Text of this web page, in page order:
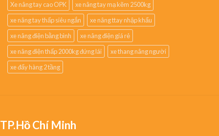
Xe nâng tay cao OPK
xe nâng tay mạ kẽm 2500kg
xe nâng tay thấp siêu ngắn
xe nâng ttay nhập khẩu
xe nâng điện bằng bình
xe nâng điện giá rẻ
xe nâng điện thấp 2000kg đứng lái
xe thang nâng người
xe đẩy hàng 2 tầng
TP.Hồ Chí Minh